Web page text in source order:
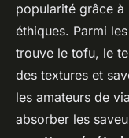
Lyana•2 janvier 2025
popularité grâce à
éthiques. Parmi
trouve le tofu, le
des textures et
les amateurs de
absorber les